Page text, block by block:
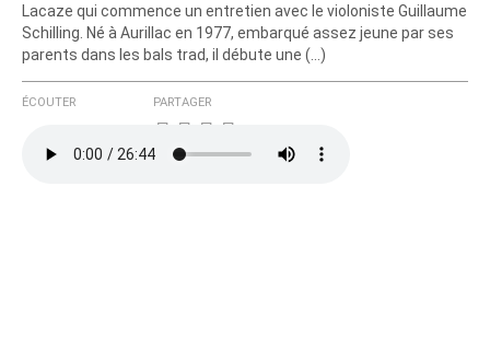
Lacaze qui commence un entretien avec le violoniste Guillaume
Schilling. Né à Aurillac en 1977, embarqué assez jeune par ses
parents dans les bals trad, il débute une (…)
ÉCOUTER PARTAGER